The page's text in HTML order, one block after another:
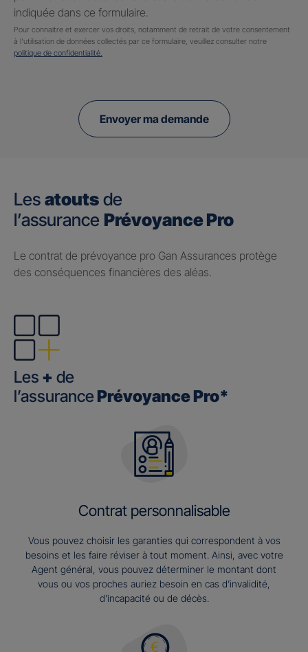
indiquée dans ce formulaire.
Pour connaitre et exercer vos droits, notamment de retrait de votre consentement
à l'utilisation de données collectés par ce formulaire, veuillez consulter notre
politique de confidentialité.
Envoyer ma demande
Les atouts de
l’assurance Prévoyance Pro
Le contrat de prévoyance pro Gan Assurances protège
des conséquences financières des aléas.
Les + de
l’assurance Prévoyance Pro*
Contrat personnalisable
Vous pouvez choisir les garanties qui correspondent à vos
besoins et les faire réviser à tout moment. Ainsi, avec votre
Agent général, vous pouvez déterminer le montant dont
vous ou vos proches auriez besoin en cas d’invalidité,
d’incapacité ou de décès.